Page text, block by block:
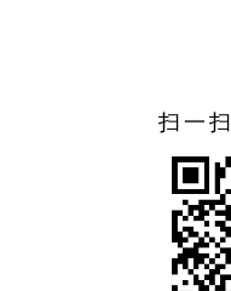
此外，乾潭镇还通
子：“我们跟瓜子共富工
络，把就业信息送到需
又想干点活的村民，在
元。”这份收入，对一些
截至目前，“银龄合
扫一